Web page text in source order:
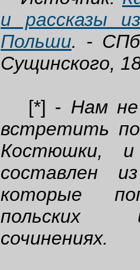
и рассказы
Польши. -
Сущинского,
[*] - Нам не
встретить
Костюшки, и
составлен
которые
польских
сочинениях.